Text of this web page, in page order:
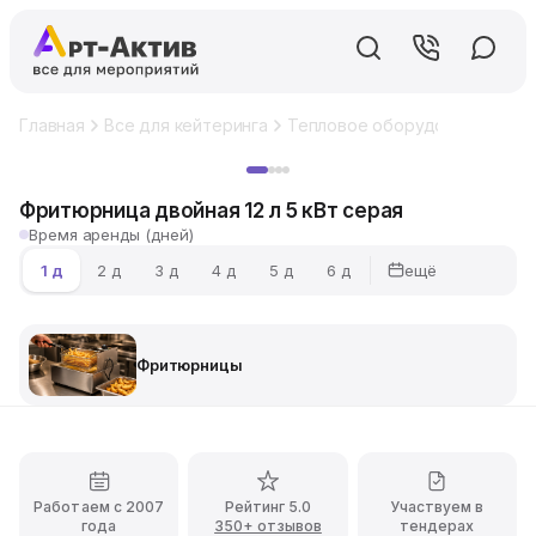
Главная Все для кейтеринга Тепловое оборудование
Фритюрница двойная 12 л 5 кВт серая
Время аренды (дней)
1 д
2 д 3 д 4 д 5 д 6 д ещё
Фритюрницы
Работаем с 2007
года
Рейтинг 5.0
350+ отзывов
Участвуем в
тендерах